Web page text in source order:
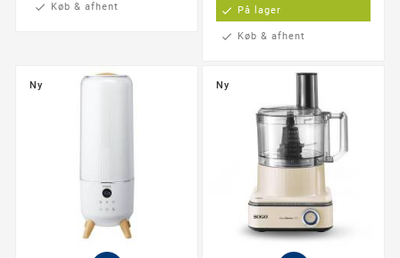
check Køb & afhent check På lager
check Køb & afhent
Ny Ny